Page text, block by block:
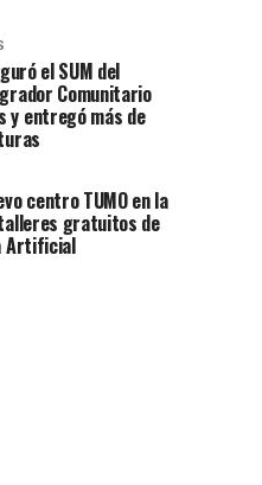
el SUM del
Comunitario
y entregó más de
centro TUMO en la
gratuitos de
Artificial